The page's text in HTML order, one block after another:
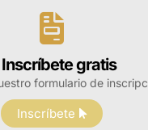
Inscríbete gratis
formulario de
Inscríbete